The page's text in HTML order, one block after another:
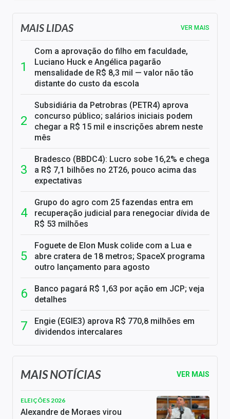
MAIS LIDAS VER MAIS
Com a aprovação do filho em faculdade,
Luciano Huck e Angélica pagarão
mensalidade de R$ 8,3 mil — valor não tão
distante do custo da escola
Subsidiária da Petrobras (PETR4) aprova
concurso público; salários iniciais podem
chegar a R$ 15 mil e inscrições abrem neste
mês
Bradesco (BBDC4): Lucro sobe 16,2% e chega
a R$ 7,1 bilhões no 2T26, pouco acima das
expectativas
Grupo do agro com 25 fazendas entra em
recuperação judicial para renegociar dívida de
R$ 53 milhões
Foguete de Elon Musk colide com a Lua e
abre cratera de 18 metros; SpaceX programa
outro lançamento para agosto
Banco pagará R$ 1,63 por ação em JCP; veja
detalhes
Engie (EGIE3) aprova R$ 770,8 milhões em
dividendos intercalares
MAIS NOTÍCIAS VER MAIS
ELEIÇÕES 2026
Alexandre de Moraes virou